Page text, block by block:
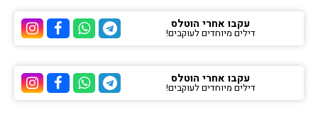
ערוץ ערוץ
ערוץ הוואטסאפ של
ערוץ הטלגרם של הוטלס
עקבו אחרי הוטלס
דילים מיוחדים לעוקבים!
ערוץ ערוץ
ערוץ הוואטסאפ של
ערוץ הטלגרם של הוטלס
עקבו אחרי הוטלס
דילים מיוחדים לעוקבים!